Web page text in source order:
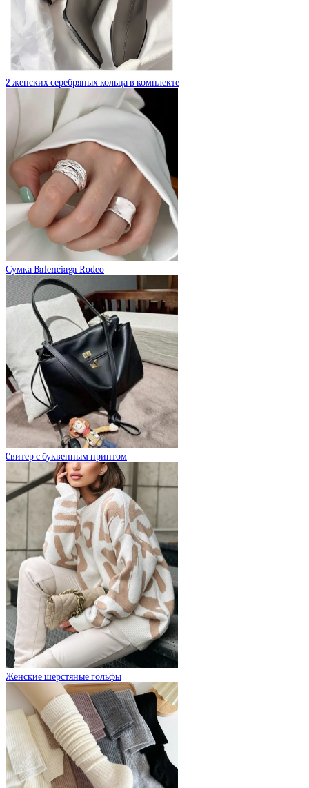
2 женских серебряных кольца в комплекте
Сумка Balenciaga Rodeo
Cвитер с буквенным принтом
Женские шерстяные гольфы